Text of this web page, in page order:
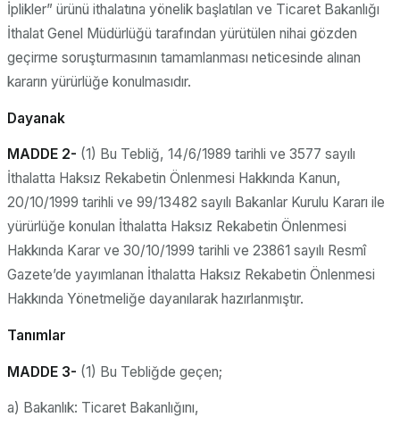
İplikler” ürünü ithalatına yönelik başlatılan ve Ticaret Bakanlığı
İthalat Genel Müdürlüğü tarafından yürütülen nihai gözden
geçirme soruşturmasının tamamlanması neticesinde alınan
kararın yürürlüğe konulmasıdır.
Dayanak
MADDE 2- (1) Bu Tebliğ, 14/6/1989 tarihli ve 3577 sayılı
İthalatta Haksız Rekabetin Önlenmesi Hakkında Kanun,
20/10/1999 tarihli ve 99/13482 sayılı Bakanlar Kurulu Kararı ile
yürürlüğe konulan İthalatta Haksız Rekabetin Önlenmesi
Hakkında Karar ve 30/10/1999 tarihli ve 23861 sayılı Resmî
Gazete’de yayımlanan İthalatta Haksız Rekabetin Önlenmesi
Hakkında Yönetmeliğe dayanılarak hazırlanmıştır.
Tanımlar
MADDE 3- (1) Bu Tebliğde geçen;
a) Bakanlık: Ticaret Bakanlığını,